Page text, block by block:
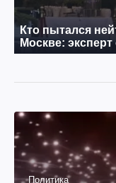
Политика